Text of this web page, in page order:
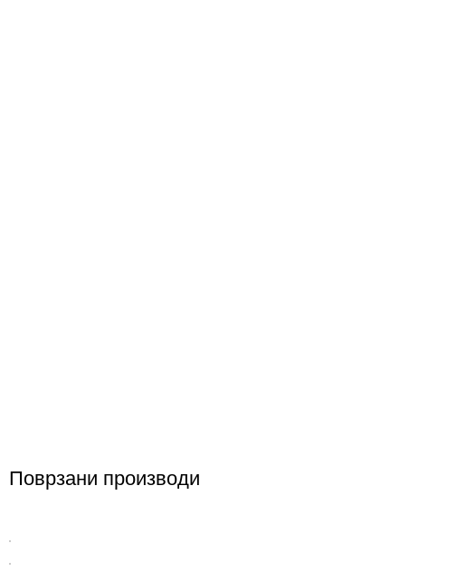
Поврзани производи